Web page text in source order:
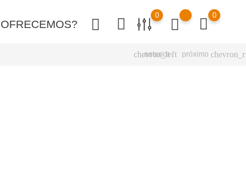
0
0
chevron_left
anterior próximo